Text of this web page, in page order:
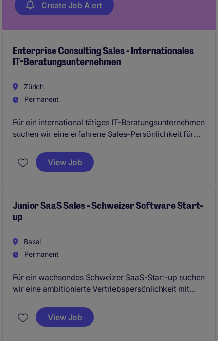
Create Job Alert
Enterprise Consulting Sales - Internationales
IT-Beratungsunternehmen
Zürich
Permanent
Für ein international tätiges IT-Beratungsunternehmen
suchen wir eine erfahrene Sales-Persönlichkeit für
Kund, identifizieren strategische
Transformationsprojekte und verkaufen hochwertige
Delivery-Teams zusammen.
View Job
Junior SaaS Sales - Schweizer Software Start-
up
Basel
Permanent
Für ein wachsendes Schweizer SaaS-Start-up suchen
wir eine ambitionierte Vertriebspersönlichkeit mit
identifizieren Sie potenzielle Firmenkund:innen,
führen Erstgespräche, begleiten den
View Job